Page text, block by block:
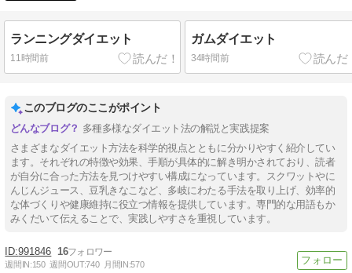
ランニングダイエット
11時間前
ガムダイエット
34時間前
このブログのここがポイント
多種多様なダイエット法の解説と実践提案
さまざまなダイエット方法を科学的視点とともに分かりやすく紹介してい
ます。それぞれの特徴や効果、手順が具体的に解き明かされており、読者
が自分に合った方法を見つけやすい構成になっています。スクワットやに
んじんジュース、豆乳きなこなど、多岐にわたる手法を取り上げ、効率的
な体づくりや健康維持に役立つ情報を提供しています。専門的な用語もか
みくだいて伝えることで、実践しやすさを重視しています。
991846 16
週間IN:150 週間OUT:740 月間IN:570